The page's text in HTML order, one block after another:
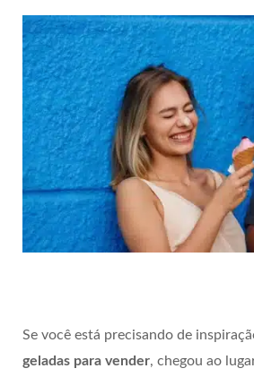
Se você está precisando de
geladas para vender, chegou ao